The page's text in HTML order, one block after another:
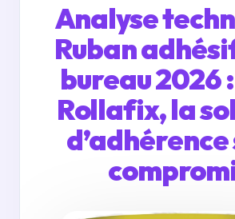
Analyse
Ruban
bureau 2026
Rollafix, la
d’adhérence